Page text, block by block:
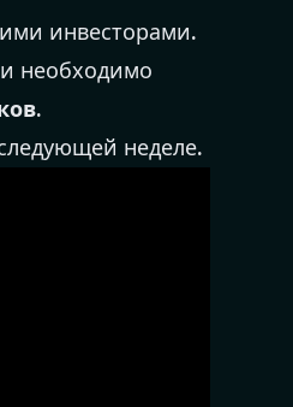
инвесторами.
необходимо
.
неделе.